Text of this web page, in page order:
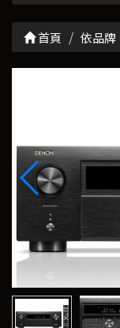
首頁 依品牌